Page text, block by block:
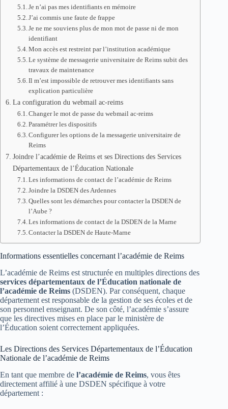
Je n’ai pas mes identifiants en mémoire
J’ai commis une faute de frappe
Je ne me souviens plus de mon mot de passe ni de mon
identifiant
Mon accès est restreint par l’institution académique
Le système de messagerie universitaire de Reims subit des
travaux de maintenance
Il m’est impossible de retrouver mes identifiants sans
explication particulière
La configuration du webmail ac-reims
Changer le mot de passe du webmail ac-reims
Paramétrer les dispositifs
Configurer les options de la messagerie universitaire de
Reims
Joindre l’académie de Reims et ses Directions des Services
Départementaux de l’Éducation Nationale
Les informations de contact de l’académie de Reims
Joindre la DSDEN des Ardennes
Quelles sont les démarches pour contacter la DSDEN de
l’Aube ?
Les informations de contact de la DSDEN de la Marne
Contacter la DSDEN de Haute-Marne
Informations essentielles concernant l’académie de Reims
L’académie de Reims est structurée en multiples directions des
services départementaux de l’Éducation nationale de
l’académie de Reims (DSDEN). Par conséquent, chaque
département est responsable de la gestion de ses écoles et de
son personnel enseignant. De son côté, l’académie s’assure
que les directives mises en place par le ministère de
l’Éducation soient correctement appliquées.
Les Directions des Services Départementaux de l’Éducation
Nationale de l’académie de Reims
En tant que membre de l’académie de Reims, vous êtes
directement affilié à une DSDEN spécifique à votre
département :